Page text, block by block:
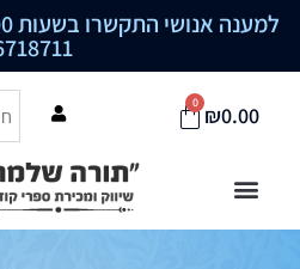
למענה אנושי התקשרו בשעות 09:00-19:00 לטלפון
₪0.00
0